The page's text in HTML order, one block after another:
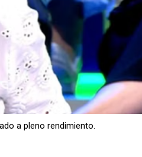
a pleno rendimiento.